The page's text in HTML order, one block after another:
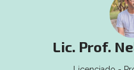
Lic. Prof.